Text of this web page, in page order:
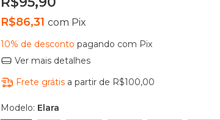
R$86,31 com Pix
10% de desconto pagando com Pix
Ver mais detalhes
Frete grátis a partir de R$100,00
Modelo: Elara